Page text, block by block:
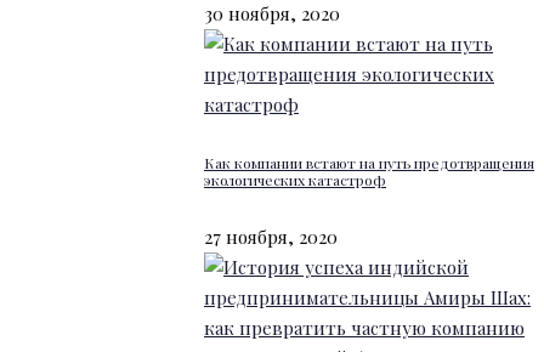
30 ноября, 2020
Как компании встают на путь предотвращения
экологических катастроф
27 ноября, 2020